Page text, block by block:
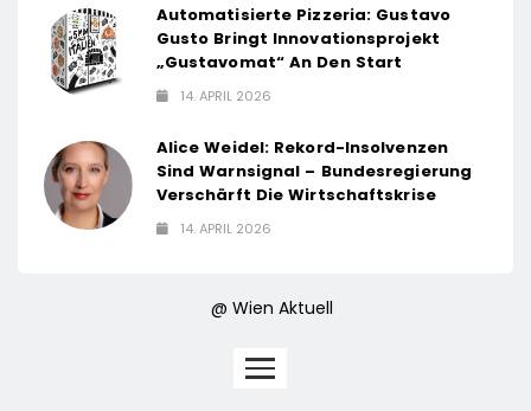
Automatisierte Pizzeria: Gustavo
Gusto Bringt Innovationsprojekt
„Gustavomat“ An Den Start
14. APRIL 2026
Alice Weidel: Rekord-Insolvenzen
Sind Warnsignal – Bundesregierung
Verschärft Die Wirtschaftskrise
14. APRIL 2026
@ Wien Aktuell